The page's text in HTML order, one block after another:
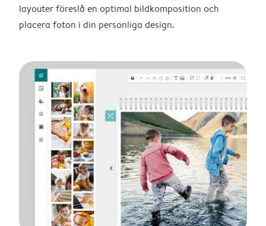
layouter föreslå en optimal bildkomposition och
placera foton i din personliga design.